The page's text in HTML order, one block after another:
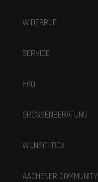
WIDERRUF
SERVICE
FAQ
GRÖSSENBERATUNG
WUNSCHBOX
AACHENER COMMUNITY